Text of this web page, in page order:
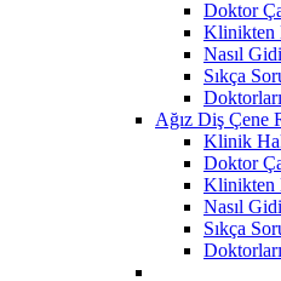
Doktor
Klinikten
Nasıl
Sıkça
Ağız Diş Çene
Klinik
Doktor
Klinikten
Nasıl
Sıkça